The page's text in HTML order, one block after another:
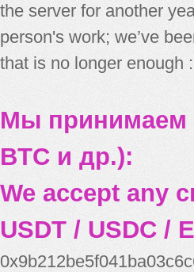
the server for another
person's work; we’ve
that is no longer enough
Мы принимаем
BTC и др.):
We accept any
USDT / USDC /